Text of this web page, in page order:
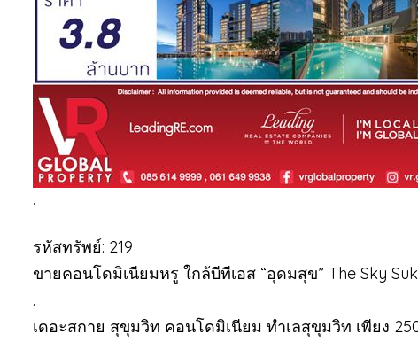
.
รหัสทรัพย์: 219
ขายคอนโดมิเนียมหรู ใกล้บีทีเอส “อุดมสุข” The Sky
.
เดอะสกาย สุขุมวิท คอนโดมิเนียม ทำเลสุขุมวิท เพียง